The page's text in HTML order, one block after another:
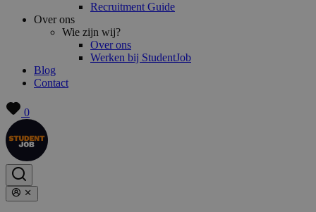
Recruitment Guide
Over ons
Wie zijn wij?
Over ons
Werken bij StudentJob
Blog
Contact
0